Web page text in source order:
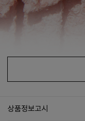
상품정보고시